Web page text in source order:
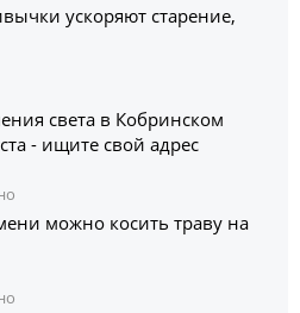
ускоряют старение,
света в Кобринском
- ищите свой адрес
можно косить траву на